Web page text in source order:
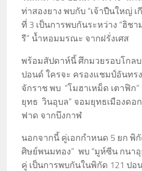
ท่าสองยาง พบกับ “เจ้าปืนใหญ่
ที่ 3 เป็นการพบกันระหว่าง “ฮิช
รี” น้ำหอมมรณะ จากฝรั่งเศส
พร้อมสัปดาห์นี้ ศึกมวยรอบโกลบ
ปอนด์ ใครจะ ครองแชมป์อันทร
จักราช พบ “โมฮาเหม็ด เตาฟิ
ยุทธ วินอุบล” จอมยุทธเมืองด
ฟาด จากบึงกาฬ
นอกจากนี้ คู่เอกกำหนด 5 ยก พิ
ศิษย์พนมทอง” พบ “มูห์ซีน กนา
คู่ เป็นการพบกันในพิกัด 121 ปอ